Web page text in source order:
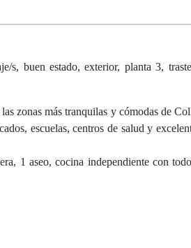
buen estado, exterior, planta 3,
zonas más tranquilas y cómodas de
escuelas, centros de salud y
1 aseo, cocina independiente con